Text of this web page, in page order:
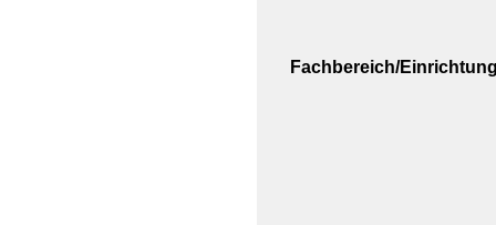
Fachbereich/